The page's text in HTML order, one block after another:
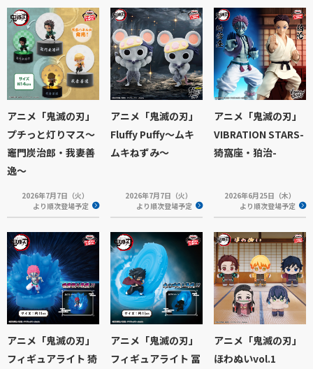
アニメ「鬼滅の刃」
プチっと灯りマス～
竈門炭治郎・我妻善
逸～
2026年7月7日（火）
より順次登場予定
アニメ「鬼滅の刃」
Fluffy Puffy～ムキ
ムキねずみ～
2026年7月7日（火）
より順次登場予定
アニメ「鬼滅の刃」
VIBRATION STARS-
猗窩座・狛治-
2026年6月25日（木）
より順次登場予定
アニメ「鬼滅の刃」
フィギュアライト 猗
アニメ「鬼滅の刃」
フィギュアライト 冨
アニメ「鬼滅の刃」
ほわぬいvol.1